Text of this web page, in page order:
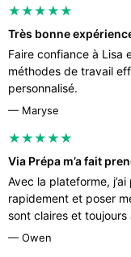
★★★★★
Très bonne
Faire confiance à Lisa
méthodes de travail
personnalisé.
— Maryse
★★★★★
Via Prépa m’a fait
Avec la plateforme,
rapidement et poser
sont claires et toujours
— Owen